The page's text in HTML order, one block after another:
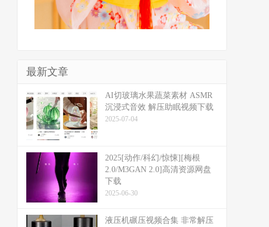
最新文章
​​AI切玻璃水果蔬菜素材 ASMR
沉浸式音效 解压助眠视频下载
2025-07-04
2025[动作/科幻/惊悚][梅根
2.0/M3GAN 2.0]高清资源网盘
下载
2025-06-30
液压机碾压视频合集 非常解压